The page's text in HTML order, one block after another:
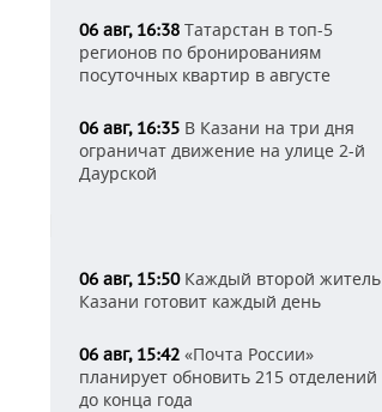
06 авг, 16:38 Татарстан в топ-5
регионов по бронированиям
посуточных квартир в августе
06 авг, 16:35 В Казани на три дня
ограничат движение на улице 2-й
Даурской
06 авг, 15:50Каждый второй житель
Казани готовит каждый день
06 авг, 15:42 «Почта России»
планирует обновить 215 отделений
до конца года